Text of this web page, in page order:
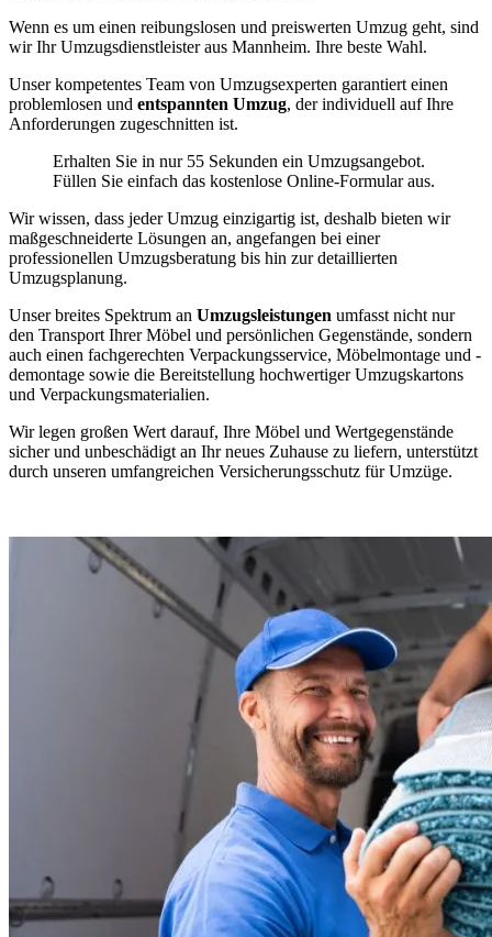
Wenn es um einen reibungslosen und preiswerten Umzug geht, sind
wir Ihr Umzugsdienstleister aus Mannheim. Ihre beste Wahl.
Unser kompetentes Team von Umzugsexperten garantiert einen
problemlosen und entspannten Umzug, der individuell auf Ihre
Anforderungen zugeschnitten ist.
Erhalten Sie in nur 55 Sekunden ein Umzugsangebot.
Füllen Sie einfach das kostenlose Online-Formular aus.
Wir wissen, dass jeder Umzug einzigartig ist, deshalb bieten wir
maßgeschneiderte Lösungen an, angefangen bei einer
professionellen Umzugsberatung bis hin zur detaillierten
Umzugsplanung.
Unser breites Spektrum an Umzugsleistungen umfasst nicht nur
den Transport Ihrer Möbel und persönlichen Gegenstände, sondern
auch einen fachgerechten Verpackungsservice, Möbelmontage und -
demontage sowie die Bereitstellung hochwertiger Umzugskartons
und Verpackungsmaterialien.
Wir legen großen Wert darauf, Ihre Möbel und Wertgegenstände
sicher und unbeschädigt an Ihr neues Zuhause zu liefern, unterstützt
durch unseren umfangreichen Versicherungsschutz für Umzüge.